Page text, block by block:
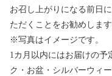
お召し上がりになる前日
ただくことをお勧めします
※写真はイメージです。
1カ月以内にはお届けの予
ク・お盆・シルバーウィ